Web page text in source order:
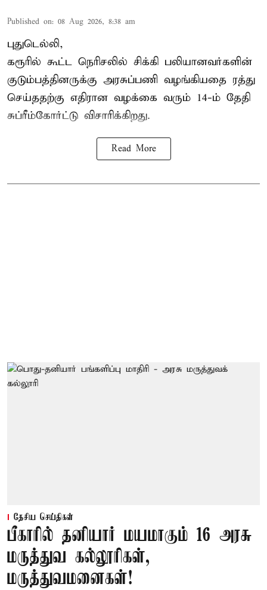
Published on: 08 Aug 2026, 8:38 am
புதுடெல்லி,
கரூரில் கூட்ட நெரிசலில் சிக்கி பலியானவர்களின்
குடும்பத்தினருக்கு அரசுப்பணி வழங்கியதை ரத்து
செய்ததற்கு எதிரான வழக்கை வரும் 14-ம் தேதி
சுப்ரீம்கோர்ட்டு விசாரிக்கிறது.
Read More
தேசிய செய்திகள்
பீகாரில் தனியார் மயமாகும் 16 அரசு
மருத்துவ கல்லூரிகள்,
மருத்துவமனைகள்!